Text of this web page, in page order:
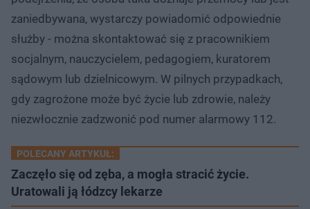
zaniedbywana, wystarczy powiadomić odpowiednie
służby - można skontaktować się z pracownikiem
socjalnym, nauczycielem, pedagogiem, kuratorem
sądowym lub dzielnicowym. W pilnych przypadkach,
gdy zagrożone może być życie lub zdrowie, należy
niezwłocznie zadzwonić pod numer alarmowy 112.
POLECANY ARTYKUŁ:
Zaczęło się od zęba, a mogła stracić życie.
Uratowali ją łódzcy lekarze